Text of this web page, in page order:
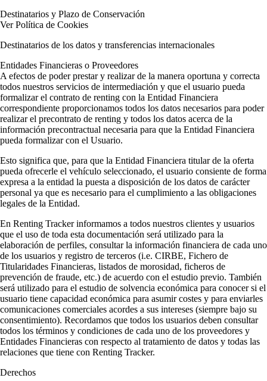
Destinatarios y Plazo de Conservación
Ver Política de Cookies
Destinatarios de los datos y transferencias internacionales
Entidades Financieras o Proveedores
A efectos de poder prestar y realizar de la manera oportuna y correcta
todos nuestros servicios de intermediación y que el usuario pueda
formalizar el contrato de renting con la Entidad Financiera
correspondiente proporcionamos todos los datos necesarios para poder
realizar el precontrato de renting y todos los datos acerca de la
información precontractual necesaria para que la Entidad Financiera
pueda formalizar con el Usuario.
Esto significa que, para que la Entidad Financiera titular de la oferta
pueda ofrecerle el vehículo seleccionado, el usuario consiente de forma
expresa a la entidad la puesta a disposición de los datos de carácter
personal ya que es necesario para el cumplimiento a las obligaciones
legales de la Entidad.
En Renting Tracker informamos a todos nuestros clientes y usuarios
que el uso de toda esta documentación será utilizado para la
elaboración de perfiles, consultar la información financiera de cada uno
de los usuarios y registro de terceros (i.e. CIRBE, Fichero de
Titularidades Financieras, listados de morosidad, ficheros de
prevención de fraude, etc.) de acuerdo con el estudio previo. También
será utilizado para el estudio de solvencia económica para conocer si el
usuario tiene capacidad económica para asumir costes y para enviarles
comunicaciones comerciales acordes a sus intereses (siempre bajo su
consentimiento). Recordamos que todos los usuarios deben consultar
todos los términos y condiciones de cada uno de los proveedores y
Entidades Financieras con respecto al tratamiento de datos y todas las
relaciones que tiene con Renting Tracker.
Derechos